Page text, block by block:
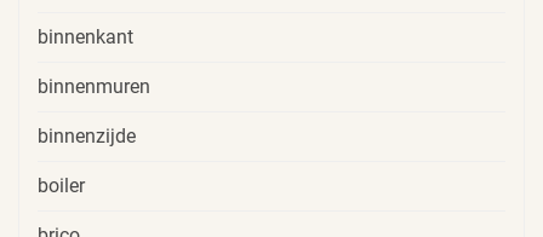
binnenkant
binnenmuren
binnenzijde
boiler